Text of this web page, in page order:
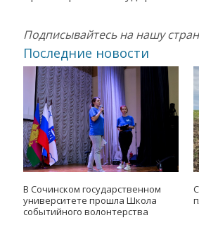
Подписывайтесь на нашу
Последние новости
В Сочинском государственном
университете прошла Школа
событийного волонтерства